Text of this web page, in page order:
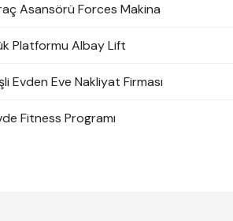
Asansörü Forces Makina
Platformu Albay Lift
Evden Eve Nakliyat Firması
Fitness Programı